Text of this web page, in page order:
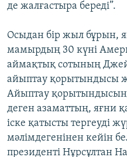
де жалғастыра береді”.
Осыдан бір жыл бұрын,
мамырдың 30 күні
аймақтық сотының
айыптау қорытындысы
Айыптау
деген азаматтың, яғни
іске қатысты тергеуді
мәлімдегенінен кейін
президенті Нұрсұлтан